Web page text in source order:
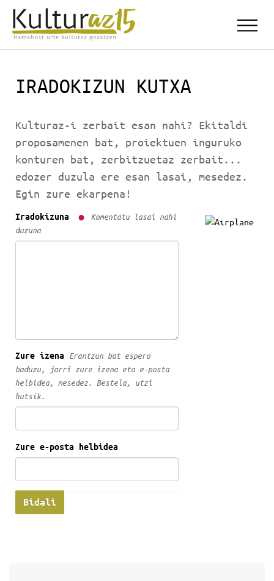
IRADOKIZUN KUTXA
Kulturaz-i zerbait esan nahi? Ekitaldi
proposamenen bat, proiektuen inguruko
konturen bat, zerbitzuetaz zerbait...
edozer duzula ere esan lasai, mesedez.
Egin zure ekarpena!
Iradokizuna
Komentatu lasai nahi
duzuna
Zure izena Erantzun bat espero
baduzu, jarri zure izena eta e-posta
helbidea, mesedez. Bestela, utzi
hutsik.
Zure e-posta helbidea